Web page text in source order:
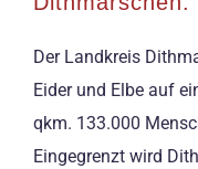
Der Landkreis
Eider und Elbe auf
qkm. 133.000
Eingegrenzt wird